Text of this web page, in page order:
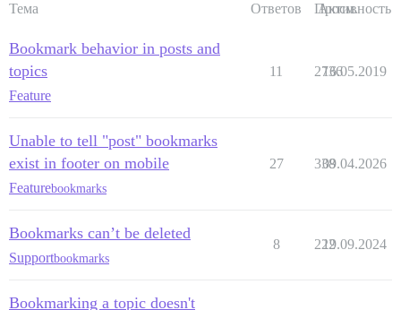
Тема Ответов Просм.
Активность
Bookmark behavior in posts and
topics
Feature
11 2736
16.05.2019
Unable to tell "post" bookmarks
exist in footer on mobile
Featurebookmarks
27 338
09.04.2026
Bookmarks can’t be deleted
Supportbookmarks
8 222
19.09.2024
Bookmarking a topic doesn't